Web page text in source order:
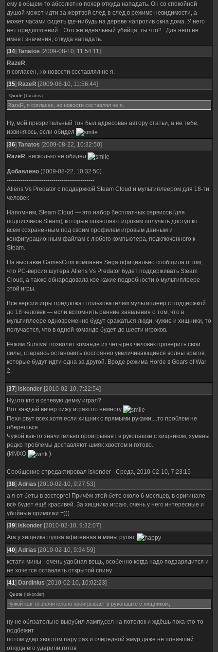
ему в общем-то абсолютно похер откуда нападать. Он со спокойной
душой может идти за жертвой след-в-след в режиме невидимости, а
может часами сидеть где-нибудь на дереве напротив окна дома. У него
нет предпочтений... Это же идеальный убийца, ты что?.. Для него не
имеет значения, откуда нападать.
[34] Tanatos [2009-08-10, 11:54:11]
RazeR,
я согласен, но новости составлял не я.
[35] RazeR [2009-08-10, 11:56:44]
Quote (Tanatos)
RazeR, я согласен, но новости составлял не я.
Ну, мой презрительный тон был адресован автору статьи, а не тебе,
извиняюсь, если обидел
[36] Tanatos [2009-08-22, 10:32:50]
RazeR, нисколько не обидел
Добавлено (2009-08-22, 10:32:50)
---------------------------------------------
Aliens Vs Predator с поддержкой Steam Cloud и мультиплеером для 18-ти
человек
Напомним, Steam Cloud — это набор бесплатных сервисов [для
подписчиков Steam], которые позволяют игрокам получать доступ ко
всем сохраненным под своим профилем игровым данным и
конфигурационным файлам с любого компьютера, подключенного к
Steam.
На выставке GamesCom компания Sega официально сообщила о том,
что РС-версия шутера Aliens Vs Predator будет поддерживать Steam
Cloud, а также обнародовала кое-какие подробности о мультиплеере
этой игры.
Все версии игры предложат пользователям мультиплеер с поддержкой
до 18 человек — если вспомнить ранние заявления о том, что в
мультиплеере одновременно будут сражаться люди, чужие и хищники, то
получается, что в одной команде будет до шести игроков.
Режим Survival позволит команде из четырех человек проверить свои
силы, стараясь остановить постоянно увеличивающиеся волны врагов,
которые будут идти одна за другой. Вроде режима Horde в Gears of War
2.
[37] Iskonder [2010-02-10, 7:22:54]
Ну,что кто в сетевую демку играл?
Вот каждый вечер сижу играю по немногу
Пехи рвут всех,хотя если хищник с прямыми руками....то проблем не
оберешься.
Чужой как-то значительно проигрывает в рукопашке с хищником, хуманы
редко проблемы доставляют-шмяк хвостом и готово.
(ИМХО
)
Сообщение отредактировал Iskonder - Среда, 2010-02-10, 7:23:15
[38] Adrias [2010-02-10, 9:27:53]
а я от беты в восторге! Причём этой бете около 6 месяцев, в оригинале
всё будет ещё красивей. За хищника играю, очень у него интересные и
убойные примочки =)))
[39] Iskonder [2010-02-10, 9:32:07]
Ага у хищника пушка афигенная и мины рулят
[40] Adrias [2010-02-10, 9:34:59]
кстати мины - очень удобная вещь, особенно когда надо подзарядится и
не хочется оставлять открытой спину
[41] Dardinius [2010-02-10, 10:02:23]
Quote ( Iskonder)
Чужой как-то значительно проигрывает в рукопашке с хищником,
ну не обязательно-вырубил лампу,сел на потолок и ждёшь пока кто-то
подбежит
потом удар хвостом пару раз и очередной жмур,даже не понявший
откуда его ударили,готов